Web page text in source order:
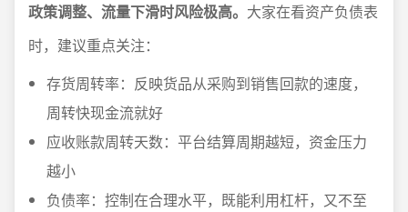
政策调整、流量下滑时风险极高。 大家在看资产负债表
时，建议重点关注：
存货周转率：反映货品从采购到销售回款的速度，
周转快现金流就好
应收账款周转天数：平台结算周期越短，资金压力
越小
负债率：控制在合理水平，既能利用杠杆，又不至